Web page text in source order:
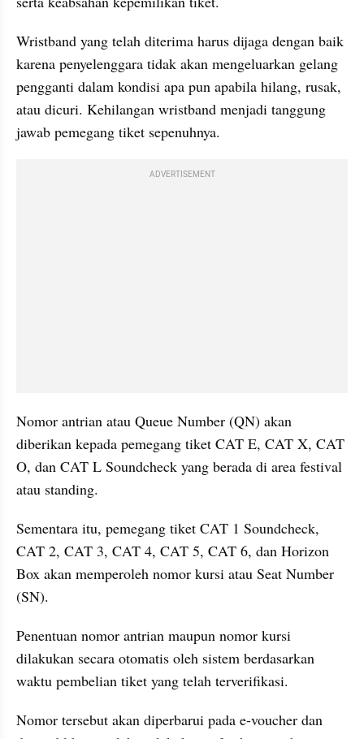
Wristband yang telah diterima harus dijaga dengan baik
karena penyelenggara tidak akan mengeluarkan gelang
pengganti dalam kondisi apa pun apabila hilang, rusak,
atau dicuri. Kehilangan wristband menjadi tanggung
jawab pemegang tiket sepenuhnya.
ADVERTISEMENT
Nomor antrian atau Queue Number (QN) akan
diberikan kepada pemegang tiket CAT E, CAT X, CAT
O, dan CAT L Soundcheck yang berada di area festival
atau standing.
Sementara itu, pemegang tiket CAT 1 Soundcheck,
CAT 2, CAT 3, CAT 4, CAT 5, CAT 6, dan Horizon
Box akan memperoleh nomor kursi atau Seat Number
(SN).
Penentuan nomor antrian maupun nomor kursi
dilakukan secara otomatis oleh sistem berdasarkan
waktu pembelian tiket yang telah terverifikasi.
Nomor tersebut akan diperbarui pada e-voucher dan